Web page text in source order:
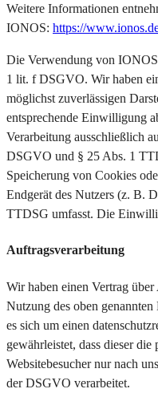
Weitere Informationen
IONOS: https://
Die Verwendung von
1 lit. f DSGVO. Wir haben
möglichst zuverlässigen
entsprechende Einwilligung
Verarbeitung ausschließlich
DSGVO und § 25 Abs. 1
Speicherung von Cookies
Endgerät des Nutzers (z. B.
TTDSG umfasst. Die
Auftragsverarbeitung
Wir haben einen Vertrag
Nutzung des oben
es sich um einen
gewährleistet, dass dieser die
Websitebesucher nur nach
der DSGVO verarbeitet.